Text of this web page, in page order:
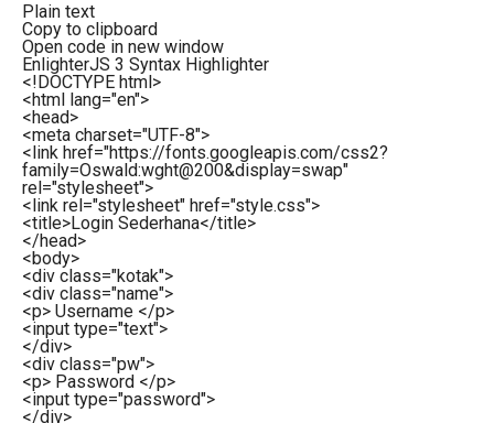
Plain text
Copy to clipboard
Open code in new window
EnlighterJS 3 Syntax Highlighter
<!DOCTYPE html>
<html lang="en">
<head>
<meta charset="UTF-8">
<link href="https://fonts.googleapis.com/css2?
family=Oswald:wght@200&display=swap"
rel="stylesheet">
<link rel="stylesheet" href="style.css">
<title>Login Sederhana</title>
</head>
<body>
<div class="kotak">
<div class="name">
<p>Username </p>
<input type="text">
</div>
<div class="pw">
<p>Password </p>
<input type="password">
</div>